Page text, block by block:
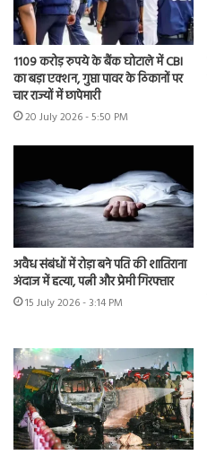
1109 करोड़ रुपये के बैंक घोटाले में CBI
का बड़ा एक्शन, गुप्ता पावर के ठिकानों पर
चार राज्यों में छापेमारी
20 July 2026 - 5:50 PM
अवैध संबंधों में रोड़ा बने पति की शातिराना
अंदाज में हत्या, पत्नी और प्रेमी गिरफ्तार
15 July 2026 - 3:14 PM